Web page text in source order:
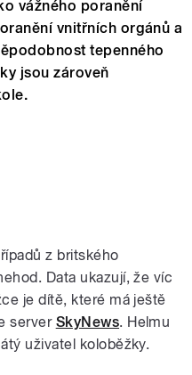
vážného poranění
vnitřních orgánů a
tepenného
jsou zároveň
z britského
Data ukazují, že víc
je dítě, které má ještě
server SkyNews. Helmu
uživatel koloběžky.